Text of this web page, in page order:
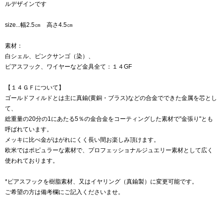
ルデザインです
size...幅2.5㎝ 高さ4.5㎝
素材：
白シェル、ピンクサンゴ（染）、
ピアスフック、ワイヤーなど金具全て：１４GF
【１４ＧＦについて】
ゴールドフィルドとは主に真鍮(黄銅・ブラス)などの合金でできた金属を芯とし
て、
総重量の20分の1にあたる5％の金合金をコーティングした素材で"金張り"とも
呼ばれています。
メッキに比べ金がはがれにくく長い間お楽しみ頂けます。
欧米ではポピュラーな素材で、プロフェッショナルジュエリー素材として広く
使われております。
*ピアスフックを樹脂素材、又はイヤリング（真鍮製）に変更可能です。
ご希望の方は備考欄にご記入くださいませ。